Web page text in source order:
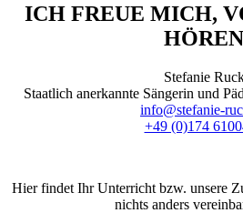
ICH FREUE MICH,
HÖREN
Stefanie
Staatlich anerkannte Sängerin und
info@stefanie-
+49 (0)174
Hier findet Ihr Unterricht bzw. unsere
nichts anders